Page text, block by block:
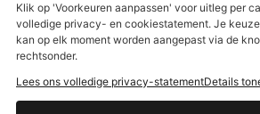
BEKIJKEN
Klik op 'Voorkeuren aanpassen' voor uitleg per
volledige privacy- en cookiestatement. Je
kan op elk moment worden aangepast via de
rechtsonder.
Lees ons volledige privacy-statementDetails
€2,50